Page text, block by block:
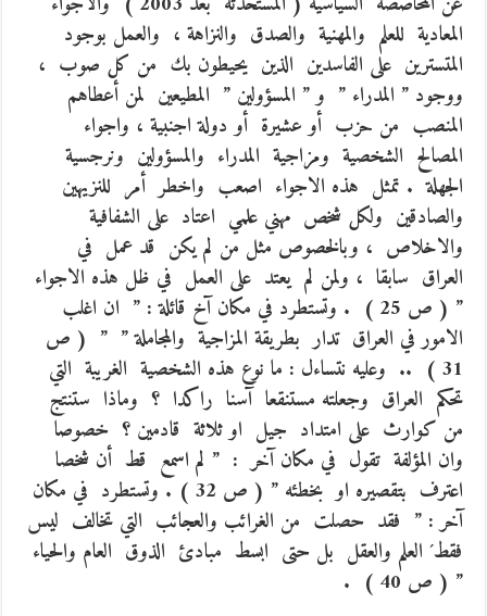
المعادية للعلم والمهنية والصدق والنزاهة ، والعمل بوجود
المتسترين على الفاسدين الذين يحيطون بك من كل صوب ،
ووجود ” المدراء ” و ” المسؤولين ” المطيعين لمن أعطاهم
المنصب من حزب أو عشيرة أو دولة اجنبية ، واجواء
المصالح الشخصية ومزاجية المدراء والمسؤولين ونرجسية
الجهلة . تمثل هذه الاجواء اصعب واخطر أمر للنزيهين
والصادقين ولكل شخص مهني علمي اعتاد على الشفافية
والاخلاص ، وبالخصوص مثل من لم يكن قد عمل في
العراق سابقا ، ولمن لم يعتد على العمل في ظل هذه الاجواء
” ( ص 25 ) . وتستطرد في مكان آخ قائلة : ” ان اغلب
الامور في العراق تدار بطريقة المزاجية والمجاملة ” ” ( ص
31 ) .. وعليه نتساءل : ما نوع هذه الشخصية الغريبة التي
تحكم العراق وجعلته مستنقعا آسنا راكدا ؟ وماذا ستنتج
من كوارث على امتداد جيل او ثلاثة قادمين ؟ خصوصا
وان المؤلفة تقول في مكان آخر : ” لم اسمع قط أن شخصا
اعترف بتقصيره او بخطئه ” ( ص 32 ) . وتستطرد في مكان
آخر : ” فقد حصلت من الغرائب والعجائب التي تخالف ليس
فقط´ العلم والعقل بل حتى ابسط مبادئ الذوق العام والحياء
” ( ص 40 ) .